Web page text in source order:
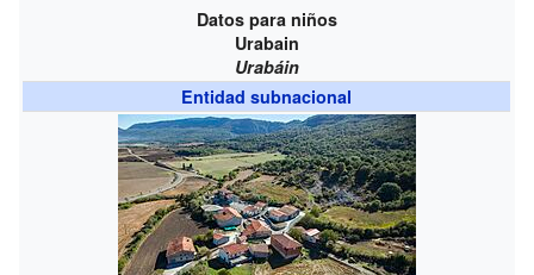
Datos para niños
Urabain
Urabáin
Entidad subnacional